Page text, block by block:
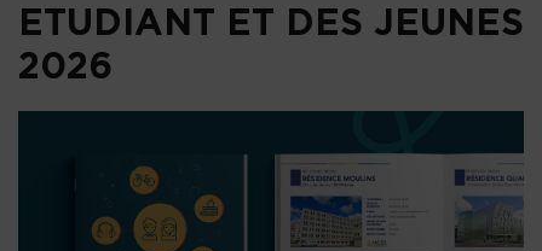
ETUDIANT ET DES JEUNES
2026